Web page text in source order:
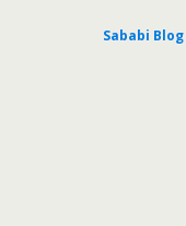
Sababi Blog